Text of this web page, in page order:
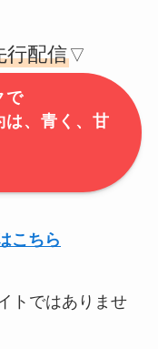
行配信▽
で
は、青く、甘
こちら
トではありませ